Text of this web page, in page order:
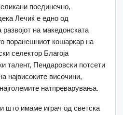
поединечно,
Лечиќ е едно од
развојот на македонската
поранешниот кошаркар на
селектор Благоја
талент, Пендаровски потсети
највисоките височини,
натпреварувања.
што имаме играч од светска